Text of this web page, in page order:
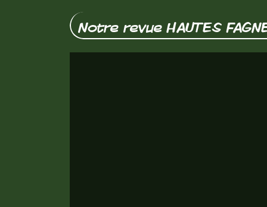
Notre revue HAUTES